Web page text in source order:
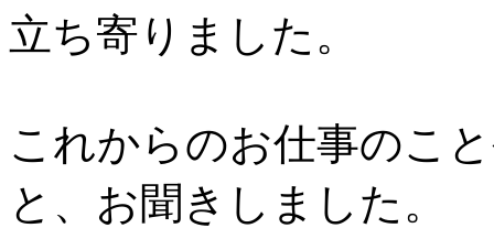
立ち寄りました。
これからのお仕事のこ
と、お聞きしました。